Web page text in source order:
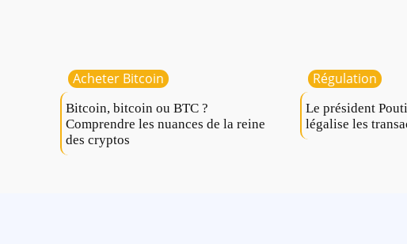
Acheter Bitcoin
Bitcoin, bitcoin ou BTC ?
Comprendre les nuances de la reine
des cryptos
Régulation
Le président
légalise les